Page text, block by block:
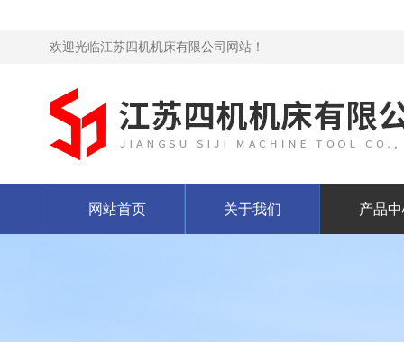
欢迎光临江苏四机机床有限公司网站！
网站首页 关于我们 产品